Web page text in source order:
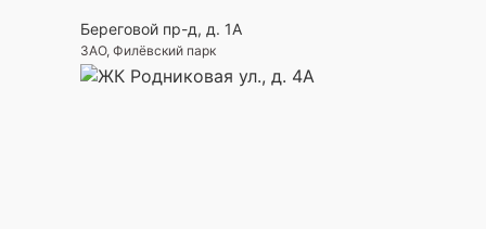
Береговой пр-д, д. 1А
ЗАО, Филёвский парк